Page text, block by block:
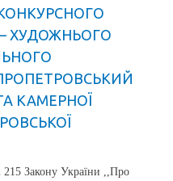
КОНКУРСНОГО
ХУДОЖНЬОГО
КАМЕРНОЇ
215 Закону України ,,Про